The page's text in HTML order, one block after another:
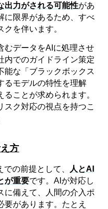
出力がされる可能性があ
に限界があるため、すべ
を伴います。
むデータをAIに処理させ
内でのガイドライン策定
能な「ブラックボックス
るモデルの特性を理解
ことが求められます。
スク対応の視点を持つこ
方
の前提として、
人とAI
が重要です。AIが対応し
に備えて、人間の介入ポ
要があります。たとえ